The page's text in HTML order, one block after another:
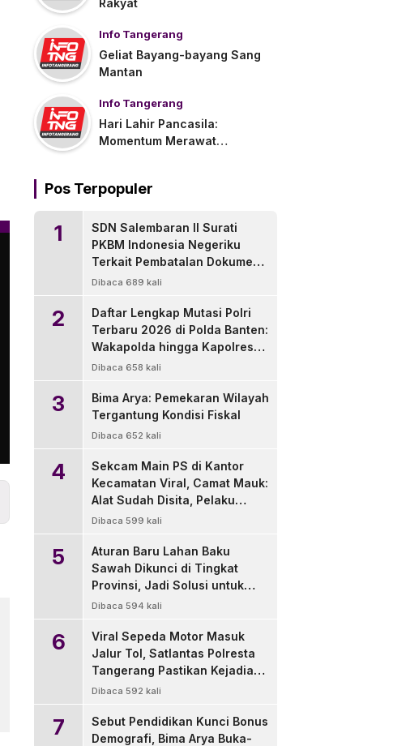
Rakyat
Info Tangerang
Geliat Bayang-bayang Sang
Mantan
Info Tangerang
Hari Lahir Pancasila:
Momentum Merawat
Pos Terpopuler
1
SDN Salembaran II Surati
PKBM Indonesia Negeriku
Terkait Pembatalan Dokumen
Pengganti Ijazah
Dibaca 689 kali
2
Daftar Lengkap Mutasi Polri
Terbaru 2026 di Polda Banten:
Wakapolda hingga Kapolres
Diganti
Dibaca 658 kali
3
Bima Arya: Pemekaran Wilayah
Tergantung Kondisi Fiskal
Dibaca 652 kali
4
Sekcam Main PS di Kantor
Kecamatan Viral, Camat Mauk:
Alat Sudah Disita, Pelaku
Disanksi Tegur
Dibaca 599 kali
5
Aturan Baru Lahan Baku
Sawah Dikunci di Tingkat
Provinsi, Jadi Solusi untuk
Pemda dan Pengembang
Dibaca 594 kali
6
Viral Sepeda Motor Masuk
Jalur Tol, Satlantas Polresta
Tangerang Pastikan Kejadian
di Luar Wilayah
Dibaca 592 kali
7
Sebut Pendidikan Kunci Bonus
Demografi, Bima Arya Buka-